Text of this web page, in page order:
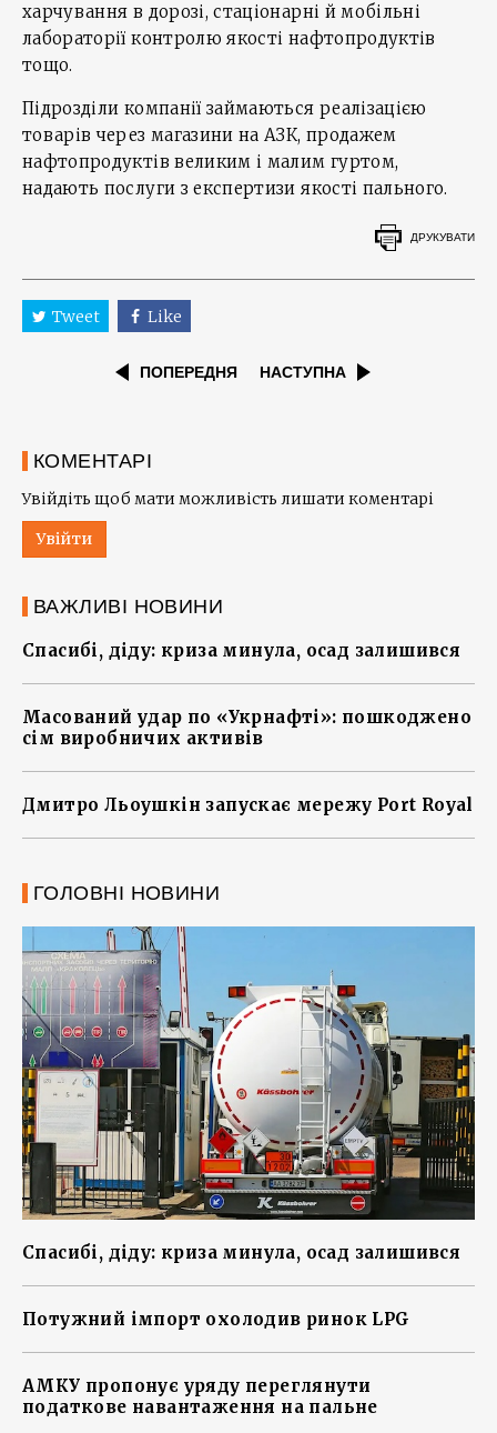
харчування в дорозі, стаціонарні й мобільні
лабораторії контролю якості нафтопродуктів
тощо.
Підрозділи компанії займаються реалізацією
товарів через магазини на АЗК, продажем
нафтопродуктів великим і малим гуртом,
надають послуги з експертизи якості пального.
ДРУКУВАТИ
Tweet Like
ПОПЕРЕДНЯ НАСТУПНА
КОМЕНТАРІ
Увійдіть щоб мати можливість лишати коментарі
Увійти
ВАЖЛИВІ НОВИНИ
Спасибі, діду: криза минула, осад залишився
Масований удар по «Укрнафті»: пошкоджено
сім виробничих активів
Дмитро Льоушкін запускає мережу Port Royal
ГОЛОВНІ НОВИНИ
Спасибі, діду: криза минула, осад залишився
Потужний імпорт охолодив ринок LPG
АМКУ пропонує уряду переглянути
податкове навантаження на пальне